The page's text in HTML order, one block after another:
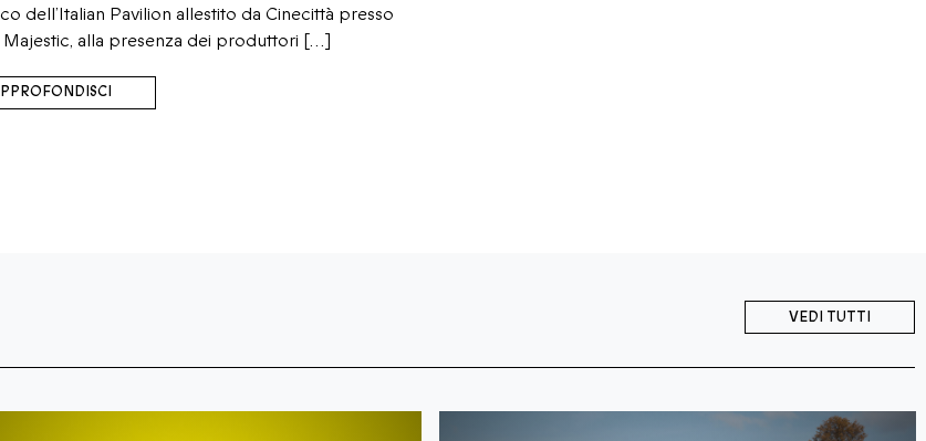
dell’Italian Pavilion allestito da Cinecittà presso
Majestic, alla presenza dei produttori […]
VEDI TUTTI